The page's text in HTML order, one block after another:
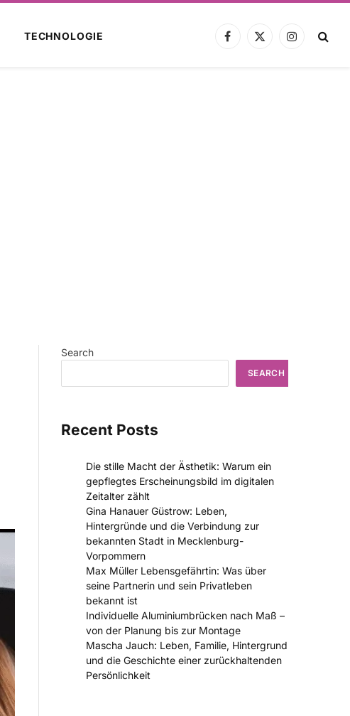
TECHNOLOGIE
Facebook
X
Instagram
Search
SEARCH
Recent Posts
Die stille Macht der Ästhetik: Warum ein
gepflegtes Erscheinungsbild im digitalen
Zeitalter zählt
Gina Hanauer Güstrow: Leben,
Hintergründe und die Verbindung zur
bekannten Stadt in Mecklenburg-
Vorpommern
Max Müller Lebensgefährtin: Was über
seine Partnerin und sein Privatleben
bekannt ist
Individuelle Aluminiumbrücken nach Maß –
von der Planung bis zur Montage
Mascha Jauch: Leben, Familie, Hintergrund
und die Geschichte einer zurückhaltenden
Persönlichkeit